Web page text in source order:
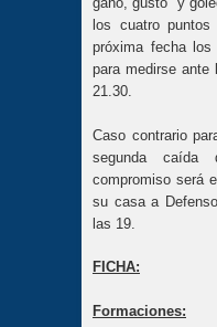
los cuatro
próxima fecha los
para medirse ante
21.30.
Caso contrario
segunda caída
compromiso será
su casa a
las 19.
FICHA:
Formaciones: